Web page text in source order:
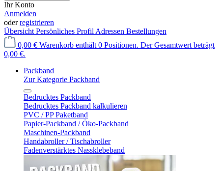
Ihr Konto
Anmelden
oderregistrieren
Übersicht Persönliches Profil Adressen Bestellungen
0,00 € Warenkorb enthält 0 Positionen. Der Gesamtwert beträgt
0,00 €.
Packband
Zur Kategorie Packband
Bedrucktes Packband
Bedrucktes Packband kalkulieren
PVC / PP Paketband
Papier-Packband / Öko-Packband
Maschinen-Packband
Handabroller / Tischabroller
Fadenverstärktes Nassklebeband